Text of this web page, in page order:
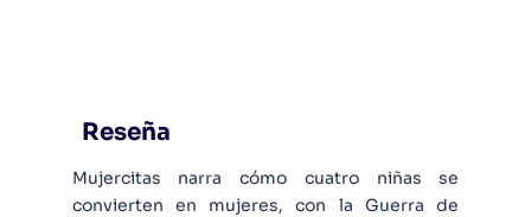
Reseña
Mujercitas narra cómo cuatro niñas se
convierten en mujeres, con la Guerra de